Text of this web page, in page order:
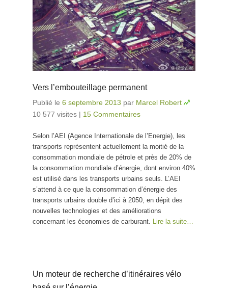
Vers l’embouteillage permanent
Publié le 6 septembre 2013 par Marcel Robert
10 577 visites | 15 Commentaires
Selon l’AEI (Agence Internationale de l’Energie), les
transports représentent actuellement la moitié de la
consommation mondiale de pétrole et près de 20% de
la consommation mondiale d’énergie, dont environ 40%
est utilisé dans les transports urbains seuls. L’AEI
s’attend à ce que la consommation d’énergie des
transports urbains double d’ici à 2050, en dépit des
nouvelles technologies et des améliorations
concernant les économies de carburant. Lire la suite…
Un moteur de recherche d’itinéraires vélo